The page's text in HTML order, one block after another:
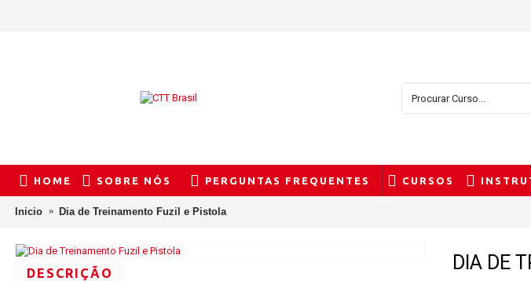
HOME SOBRE NÓS PERGUNTAS FREQUENTES CURSOS
Inicio Dia de Treinamento Fuzil e Pistola
DESCRIÇÃO DIA DE